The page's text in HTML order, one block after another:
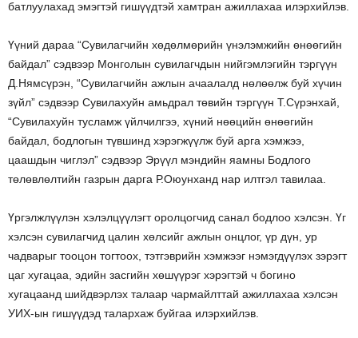
батлуулахад эмэгтэй гишүүдтэй хамтран ажиллахаа илэрхийлэв.
Үүний дараа “Сувилагчийн хөдөлмөрийн үнэлэмжийн өнөөгийн
байдал” сэдвээр Монголын сувилагчдын нийгэмлэгийн тэргүүн
Д.Нямсүрэн, “Сувилагчийн ажлын ачаалалд нөлөөлж буй хүчин
зүйл” сэдвээр Сувилахуйн амьдрал төвийн тэргүүн Т.Сүрэнхай,
“Сувилахуйн тусламж үйлчилгээ, хүний нөөцийн өнөөгийн
байдал, бодлогын түвшинд хэрэгжүүлж буй арга хэмжээ,
цаашдын чиглэл” сэдвээр Эрүүл мэндийн яамны Бодлого
төлөвлөлтийн газрын дарга Р.Оюунханд нар илтгэл тавилаа.
Үргэлжлүүлэн хэлэлцүүлэгт оролцогчид санал бодлоо хэлсэн. Үг
хэлсэн сувилагчид цалин хөлсийг ажлын онцлог, үр дүн, ур
чадварыг тооцон тогтоох, тэтгэврийн хэмжээг нэмэгдүүлэх зэрэгт
цаг хугацаа, эдийн засгийн хөшүүрэг хэрэгтэй ч богино
хугацаанд шийдвэрлэх талаар чармайлттай ажиллахаа хэлсэн
УИХ-ын гишүүдэд талархаж буйгаа илэрхийлэв.